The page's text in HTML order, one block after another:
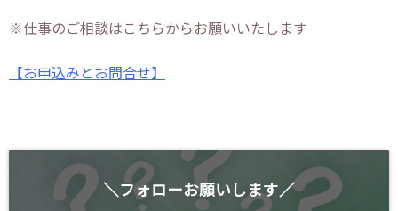
※仕事のご相談はこちらからお願いいたします
【お申込みとお問合せ】
＼フォローお願いします／